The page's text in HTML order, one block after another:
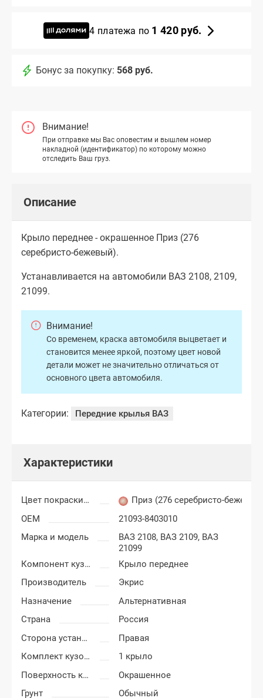
4 платежа по 1 420 руб.
Бонус за покупку: 568 руб.
Внимание!
При отправке мы Вас оповестим и вышлем номер
накладной (идентификатор) по которому можно
отследить Ваш груз.
Описание
Крыло переднее - окрашенное Приз (276
серебристо-бежевый).
Устанавливается на автомобили ВАЗ 2108, 2109,
21099.
Внимание!
Со временем, краска автомобиля выцветает и
становится менее яркой, поэтому цвет новой
детали может не значительно отличаться от
основного цвета автомобиля.
Категории: Передние крылья ВАЗ
Характеристики
Цвет покраски ВАЗ 2108, 2109, 21099
Приз (276 серебристо-
OEM
21093-8403010
Марка и модель
ВАЗ 2108, ВАЗ 2109, ВАЗ
21099
Компонент кузова
Крыло переднее
Производитель
Экрис
Назначение
Альтернативная
Страна
Россия
Сторона установки
Правая
Комплект кузовных деталей
1 крыло
Поверхность крыла
Окрашенное
Грунт
Обычный